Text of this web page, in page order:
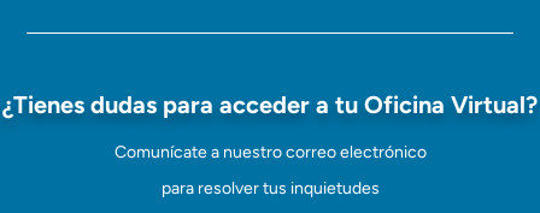
¿Tienes dudas para acceder a tu Oficina Virtual?
Comunícate a nuestro correo electrónico
para resolver tus inquietudes